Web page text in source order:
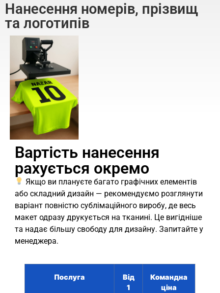
Нанесення номерів, прізвищ
та логотипів
Вартість нанесення
рахується окремо
Якщо ви плануєте багато графічних елементів
або складний дизайн — рекомендуємо розглянути
варіант повністю сублімаційного виробу, де весь
макет одразу друкується на тканині. Це вигідніше
та надає більшу свободу для дизайну. Запитайте у
менеджера.
Послуга
Від
1
Командна
ціна